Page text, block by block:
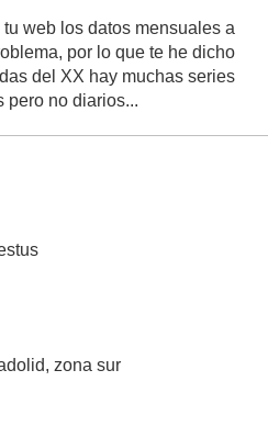
web los datos mensuales a
por lo que te he dicho
del XX hay muchas series
pero no diarios...
zona sur